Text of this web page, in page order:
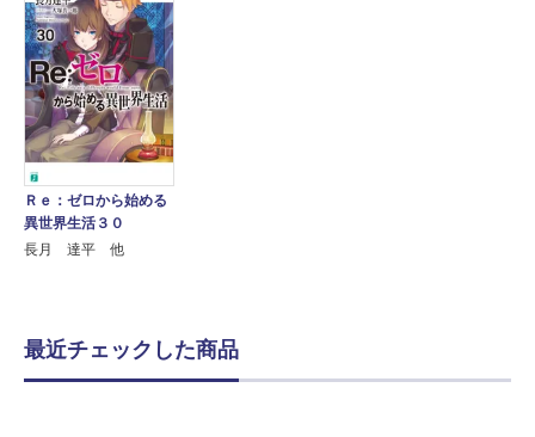
Ｒｅ：ゼロから始める
異世界生活３０
長月 達平 他
最近チェックした商品